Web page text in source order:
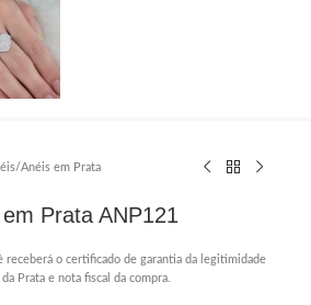
/Anéis em Prata
Prata ANP121
receberá o certificado de garantia da legitimidade
Prata e nota fiscal da compra.